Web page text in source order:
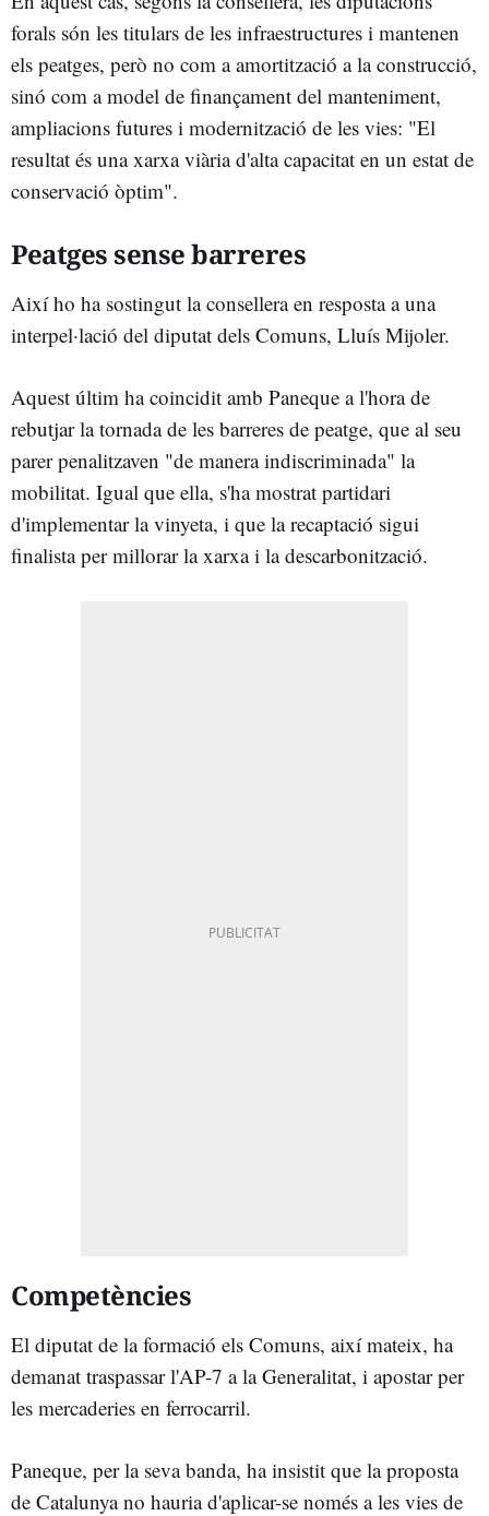
forals són les titulars de les infraestructures i mantenen
els peatges, però no com a amortització a la construcció,
sinó com a model de finançament del manteniment,
ampliacions futures i modernització de les vies: "El
resultat és una xarxa viària d'alta capacitat en un estat de
conservació òptim".
Peatges sense barreres
Així ho ha sostingut la consellera en resposta a una
interpel·lació del diputat dels Comuns, Lluís Mijoler.
Aquest últim ha coincidit amb Paneque a l'hora de
rebutjar la tornada de les barreres de peatge, que al seu
parer penalitzaven "de manera indiscriminada" la
mobilitat. Igual que ella, s'ha mostrat partidari
d'implementar la vinyeta, i que la recaptació sigui
finalista per millorar la xarxa i la descarbonització.
Competències
El diputat de la formació els Comuns, així mateix, ha
demanat traspassar l'AP-7 a la Generalitat, i apostar per
les mercaderies en ferrocarril.
Paneque, per la seva banda, ha insistit que la proposta
de Catalunya no hauria d'aplicar-se només a les vies de